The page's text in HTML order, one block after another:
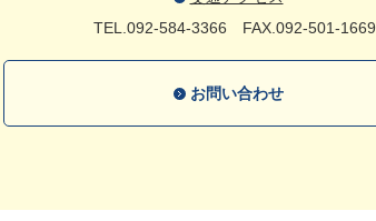
TEL.092-584-3366 FAX.092-501-1669
お問い合わせ